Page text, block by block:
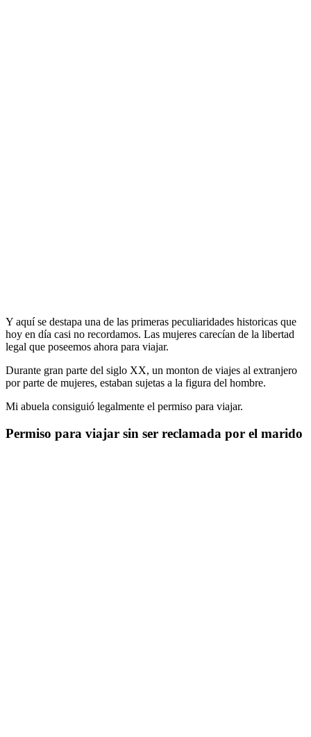
Y aquí se destapa una de las primeras peculiaridades historicas que
hoy en día casi no recordamos. Las mujeres carecían de la libertad
legal que poseemos ahora para viajar.
Durante gran parte del siglo XX, un monton de viajes al extranjero
por parte de mujeres, estaban sujetas a la figura del hombre.
Mi abuela consiguió legalmente el permiso para viajar.
Permiso para viajar sin ser reclamada por el marido